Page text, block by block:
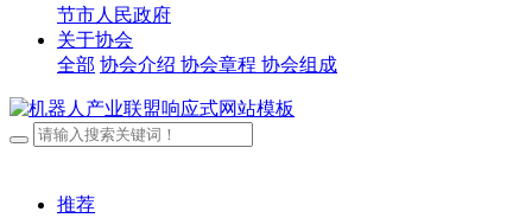
节市人民政府
关于协会
全部 协会介绍 协会章程 协会组成
推荐